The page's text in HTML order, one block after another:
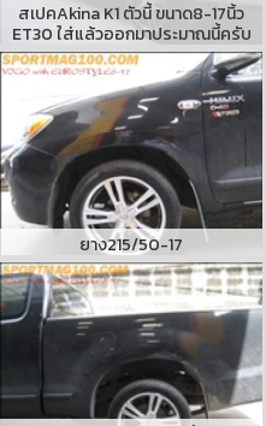
สเปคAkina K1 ตัวนี้ ขนาด8-17นิ้ว
ET30 ใส่แล้วออกมาประมาณนี้ครับ
ยาง215/50-17